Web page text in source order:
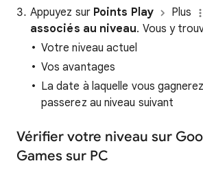
Appuyez sur Points Play Plus
associés au niveau. Vous y
Votre niveau actuel
Vos avantages
La date à laquelle vous
passerez au niveau suivant
Vérifier votre niveau sur
Games sur PC